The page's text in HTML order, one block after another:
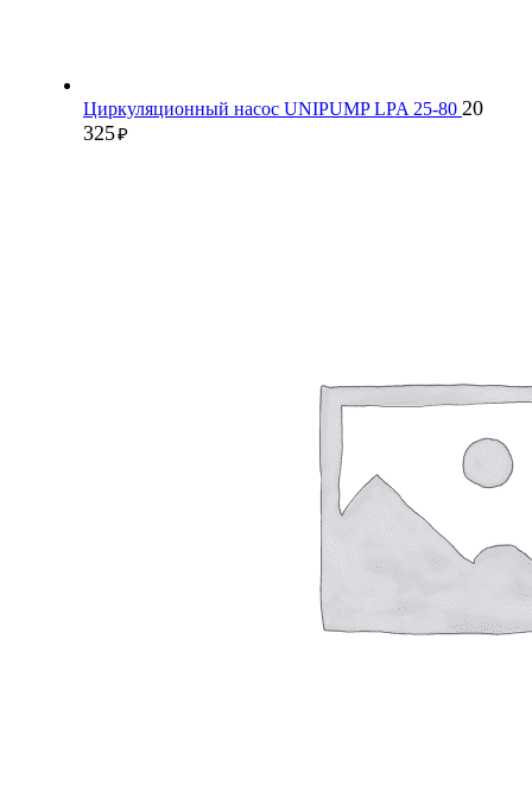
Циркуляционный насос UNIPUMP LPA 25-80 20
325₽